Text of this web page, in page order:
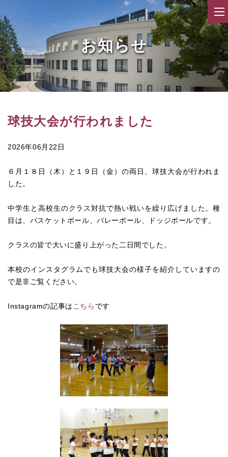
お知らせ
球技大会が行われました
2026年06月22日
６月１８日（木）と１９日（金）の両日、球技大会が行われま
した。
中学生と高校生のクラス対抗で熱い戦いを繰り広げました。種
目は、バスケットボール、バレーボール、ドッジボールです。
クラスの皆で大いに盛り上がった二日間でした。
本校のインスタグラムでも球技大会の様子を紹介していますの
で是非ご覧ください。
Instagramの記事は こちら です